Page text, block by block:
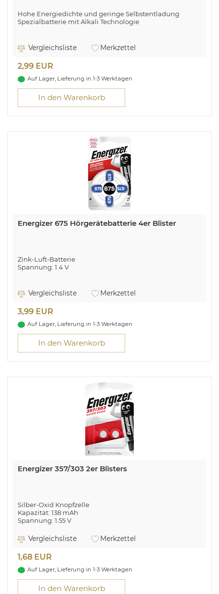
Hohe Energiedichte und geringe Selbstentladung
Spezialbatterie mit Alkali Technologie
Vergleichsliste Merkzettel
2,99 EUR
Auf Lager, Lieferung in 1-3 Werktagen
In den Warenkorb
Energizer 675 Hörgerätebatterie 4er Blister
Zink-Luft-Batterie
Spannung: 1.4 V
Vergleichsliste Merkzettel
3,99 EUR
Auf Lager, Lieferung in 1-3 Werktagen
In den Warenkorb
Energizer 357/303 2er Blisters
Silber-Oxid Knopfzelle
Kapazität: 138 mAh
Spannung: 1.55 V
Vergleichsliste Merkzettel
1,68 EUR
Auf Lager, Lieferung in 1-3 Werktagen
In den Warenkorb